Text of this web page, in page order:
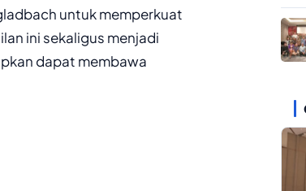
untuk memperkuat
ini sekaligus menjadi
dapat membawa